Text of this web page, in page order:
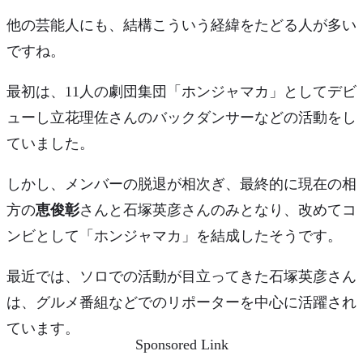
他の芸能人にも、結構こういう経緯をたどる人が多い
ですね。
最初は、 11人の劇団集団「ホンジャマカ」
としてデビ
ューし立花理佐さんのバックダンサーなどの活動をし
ていました。
しかし、メンバーの脱退が相次ぎ、最終的に現在の相
方の恵俊彰さんと石塚英彦さんのみとなり、改めてコ
ンビとして 「ホンジャマカ」 を結成したそうです。
最近では、ソロでの活動が目立ってきた石塚英彦さん
は、グルメ番組などでのリポーターを中心に活躍され
ています。
Sponsored Link